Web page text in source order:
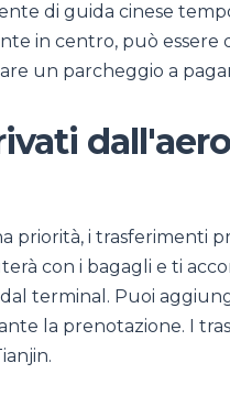
di guida cinese
in centro, può
un parcheggio a
priorità, i trasferimenti
con i bagagli e ti
terminal. Puoi
la prenotazione. I